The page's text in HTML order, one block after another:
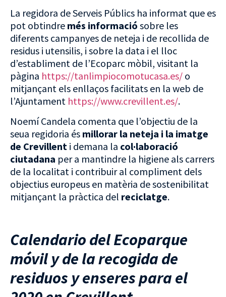
La regidora de Serveis Públics ha informat que es
pot obtindre més informació sobre les
diferents campanyes de neteja i de recollida de
residus i utensilis, i sobre la data i el lloc
d’establiment de l’Ecoparc mòbil, visitant la
pàgina https://tanlimpiocomotucasa.es/ o
mitjançant els enllaços facilitats en la web de
l’Ajuntament https://www.crevillent.es/.
Noemí Candela comenta que l’objectiu de la
seua regidoria és millorar la neteja i la imatge
de Crevillent i demana la col·laboració
ciutadana per a mantindre la higiene als carrers
de la localitat i contribuir al compliment dels
objectius europeus en matèria de sostenibilitat
mitjançant la pràctica del reciclatge.
Calendario del Ecoparque
móvil y de la recogida de
residuos y enseres para el